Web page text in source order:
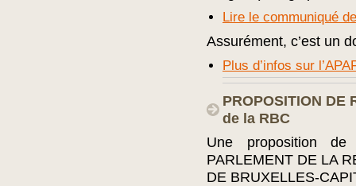
Lire le communiqué
Assurément, c’est un
Plus d’infos sur
PROPOSITION DE
de la RBC
Une proposition
PARLEMENT DE LA
DE BRUXELLES-